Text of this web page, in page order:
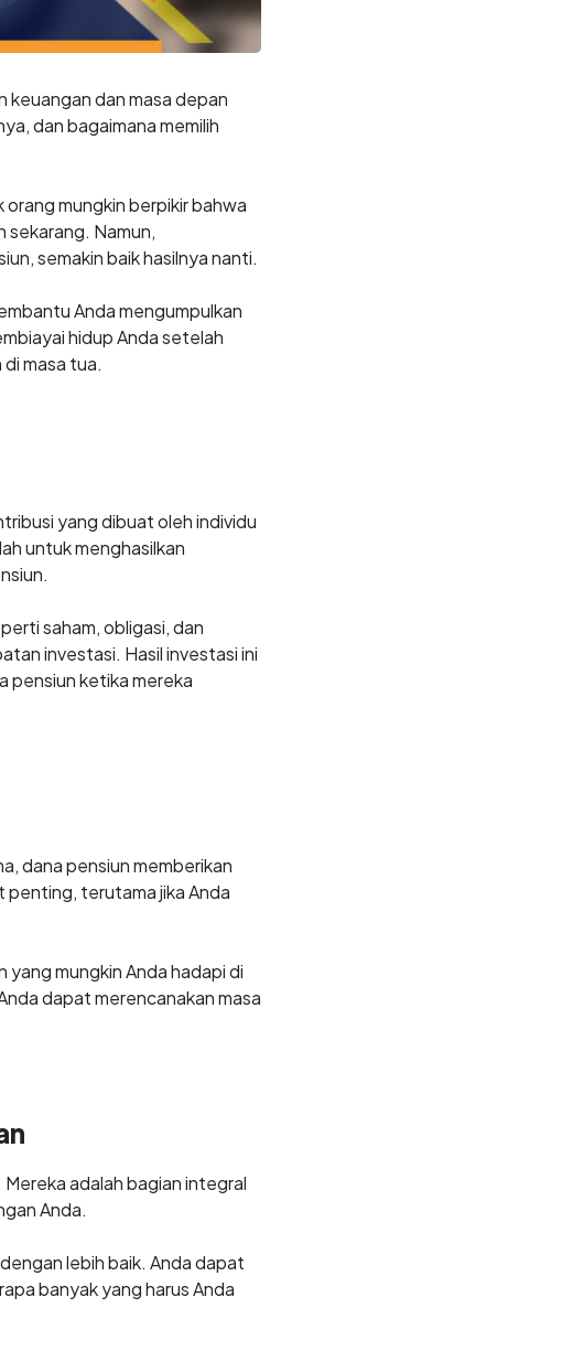
keuangan dan masa depan
dan bagaimana memilih
mungkin berpikir bahwa
sekarang. Namun,
semakin baik hasilnya nanti.
Anda mengumpulkan
hidup Anda setelah
masa tua.
yang dibuat oleh individu
untuk menghasilkan
saham, obligasi, dan
investasi. Hasil investasi ini
pensiun ketika mereka
dana pensiun memberikan
penting, terutama jika Anda
mungkin Anda hadapi di
dapat merencanakan masa
adalah bagian integral
Anda.
lebih baik. Anda dapat
banyak yang harus Anda